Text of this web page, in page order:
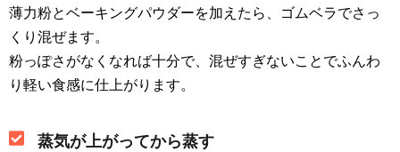
薄力粉とベーキングパウダーを加えたら、ゴムベラでさっ
くり混ぜます。
粉っぽさがなくなれば十分で、混ぜすぎないことでふんわ
り軽い食感に仕上がります。
蒸気が上がってから蒸す